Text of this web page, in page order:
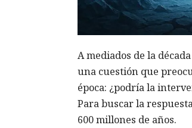
A mediados de la
una cuestión que
época: ¿podría la
Para buscar la
600 millones de años.